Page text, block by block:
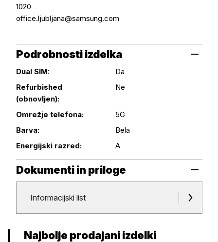
1020
office.ljubljana@samsung.com
Podrobnosti izdelka
Dual SIM:
Da
Refurbished
(obnovljen):
Ne
Omrežje telefona:
5G
Barva:
Bela
Energijski razred:
A
Dokumenti in priloge
Dokumenti in priloge
Informacijski list
Najbolje prodajani izdelki